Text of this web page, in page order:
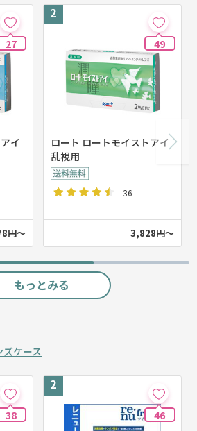
27
イ
円～
49
ロート ロートモイストアイ
乱視用
36
3,828円～
もっとみる
ケース
38 46